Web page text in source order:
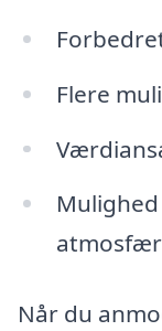
Flere
Når du